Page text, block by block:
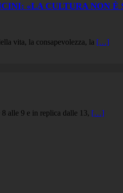
«LA CULTURA NON
vita, la consapevolezza, la […]
alle 9 e in replica dalle 13, […]